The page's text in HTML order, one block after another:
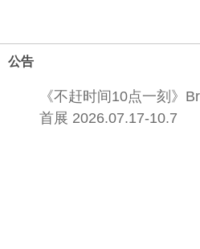
公告
《不赶时间10点一刻》
首展 2026.07.17-10.7